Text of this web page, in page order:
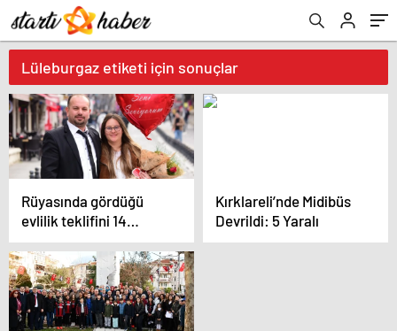
Lüleburgaz etiketi için sonuçlar
Rüyasında gördüğü
evlilik teklifini 14
Şubat’a gerçekleştirdi
Kırklareli’nde Midibüs
Devrildi: 5 Yaralı